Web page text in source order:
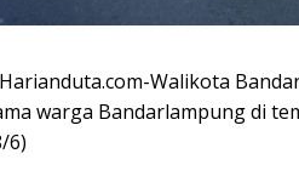
Walikota
warga Bandarlampung di
6)